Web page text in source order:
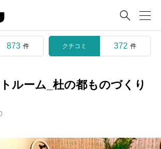

873 件 クチコミ 372 件
ルーム_杜の都ものづくり